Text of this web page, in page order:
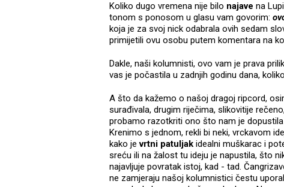
Koliko dugo vremena nije bilo najave na
tonom s ponosom u glasu vam govorim:
koja je za svoj nick odabrala ovih sedam
primijetili ovu osobu putem komentara na
Dakle, naši kolumnisti, ovo vam je prava
vas je počastila u zadnjih godinu dana,
A što da kažemo o našoj dragoj ripcord,
surađivala, drugim riječima, slikovitije
probamo razotkriti ono što nam je
Krenimo s jednom, rekli bi neki, vrckavom
kako jevrtni patuljak idealni muškarac i
sreću ili na žalost tu ideju je napustila, što
najavljuje povratak istoj, kad - tad.
ne zamjeraju našoj kolumnistici čestu